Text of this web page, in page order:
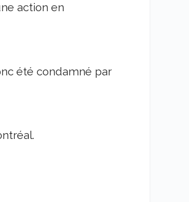
action en
été condamné par